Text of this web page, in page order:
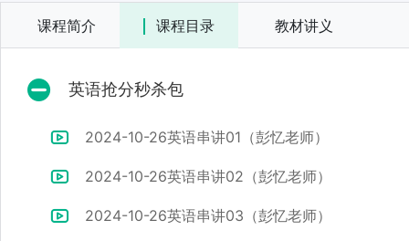
课程简介 课程目录 教材讲义
英语抢分秒杀包
2024-10-26英语串讲01（彭忆老师）
2024-10-26英语串讲02（彭忆老师）
2024-10-26英语串讲03（彭忆老师）